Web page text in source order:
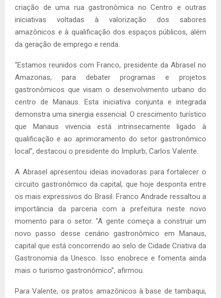
criação de uma rua gastronômica no Centro e outras
iniciativas voltadas à valorização dos sabores
amazônicos e à qualificação dos espaços públicos, além
da geração de emprego e renda.
“Estamos reunidos com Franco, presidente da Abrasel no
Amazonas, para debater programas e projetos
gastronômicos que visam o desenvolvimento urbano do
centro de Manaus. Esta iniciativa conjunta e integrada
demonstra uma sinergia essencial. O crescimento turístico
que Manaus vivencia está intrinsecamente ligado à
qualificação e ao aprimoramento do setor gastronômico
local”, destacou o presidente do Implurb, Carlos Valente.
A Abrasel apresentou ideias inovadoras para fortalecer o
circuito gastronômico da capital, que hoje desponta entre
os mais expressivos do Brasil. Franco Andrade ressaltou a
importância da parceria com a prefeitura neste novo
momento para o setor. “A gente começa a construir um
novo passo desse cenário gastronômico em Manaus,
capital que está concorrendo ao selo de Cidade Criativa da
Gastronomia da Unesco. Isso enobrece e fomenta ainda
mais o turismo gastronômico”, afirmou.
Para Valente, os pratos amazônicos à base de tambaqui,